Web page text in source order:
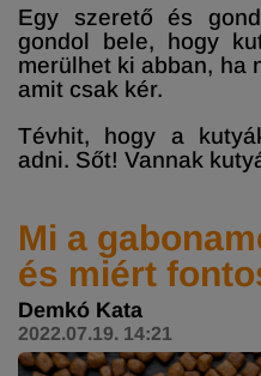
Egy szerető és
gondol bele, hogy
merülhet ki abban, ha
amit csak kér.
Tévhit, hogy a
adni. Sőt! Vannak
Mi a
és miért
Demkó Kata
2022.07.19. 14:21